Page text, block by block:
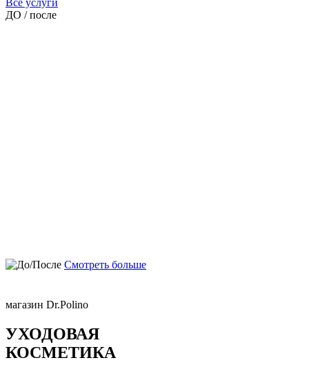
Все услуги
ДО / после
Смотреть больше
магазин Dr.Polino
УХОДОВАЯ
КОСМЕТИКА